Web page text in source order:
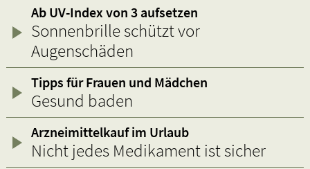
Ab UV-Index von 3 aufsetzen
Sonnenbrille schützt vor
Augenschäden
Tipps für Frauen und Mädchen
Gesund baden
Arzneimittelkauf im Urlaub
Nicht jedes Medikament ist sicher